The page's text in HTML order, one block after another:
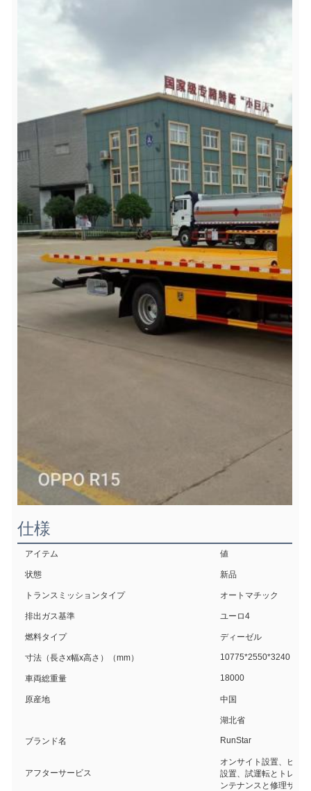
仕様
アイテム 値
状態 新品
トランスミッションタイプ オートマチック
排出ガス基準 ユーロ4
燃料タイプ ディーゼル
寸法（長さx幅x高さ）（mm） 10775*2550*3240
車両総重量 18000
原産地 中国
湖北省
ブランド名 RunStar
アフターサービス
オンサイト設置、ビデ
設置、試運転とトレー
ンテナンスと修理サー